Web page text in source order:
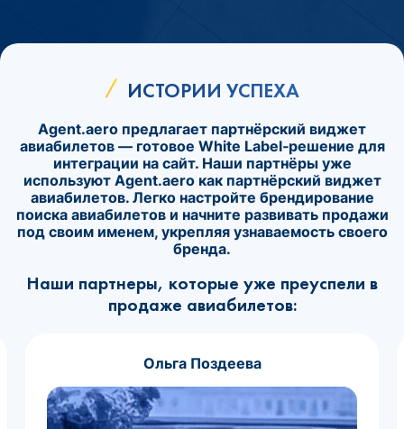
ИСТОРИИ УСПЕХА
Agent.aero предлагает партнёрский виджет
авиабилетов — готовое White Label‑решение для
интеграции на сайт. Наши партнёры уже
используют Agent.aero как партнёрский виджет
авиабилетов. Легко настройте брендирование
поиска авиабилетов и начните развивать продажи
под своим именем, укрепляя узнаваемость своего
бренда.
Наши партнеры, которые уже преуспели в
продаже авиабилетов:
Ольга Поздеева